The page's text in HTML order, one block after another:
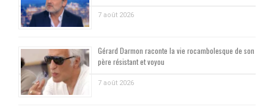
7 août 2026
Gérard Darmon raconte la vie rocambolesque de son
père résistant et voyou
7 août 2026